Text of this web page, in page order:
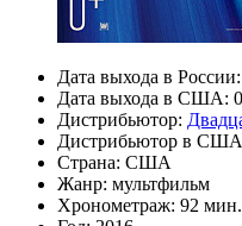
Дата выхода в России:
Дата выхода в США:
Дистрибьютор:
Дистрибьютор в
Страна: США
Жанр: мультфильм
Хронометраж: 92 мин.